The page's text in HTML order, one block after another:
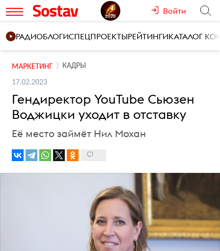
Войти
РАДИОБЛОГИСПЕЦПРОЕКТЫРЕЙТИНГИКАТАЛОГ
МАРКЕТИНГ КАДРЫ
17.02.2023
Гендиректор YouTube Сьюзен
Воджицки уходит в отставку
Её место займёт Нил Мохан